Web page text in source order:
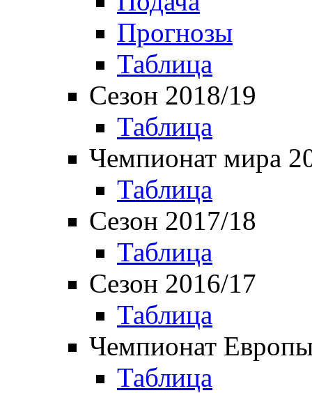
Прогнозы
Таблица
Сезон 2018/19
Таблица
Чемпионат мира
Таблица
Сезон 2017/18
Таблица
Сезон 2016/17
Таблица
Чемпионат
Таблица